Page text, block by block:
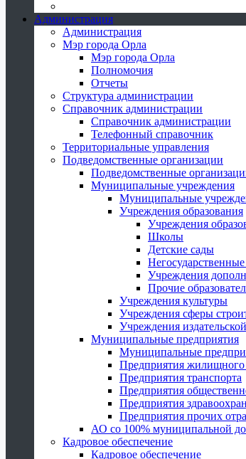
Администрация
Администрация
Мэр города Орла
Мэр города Орла
Полномочия
Отчеты
Структура администрации
Справочник администрации
Справочник администрации
Телефонный справочник
Территориальные управления
Подведомственные организации
Подведомственные
Муниципальные учреждения
Муниципальные
Учреждения образования
Учреждения
Школы
Детские сады
Учреждения
Прочие
Учреждения культуры
Учреждения сферы
Учреждения
Муниципальные предприятия
Муниципальные
Предприятия жилищного
Предприятия транспорта
Предприятия
Предприятия
Предприятия прочих
АО со 100% муниципальной
Кадровое обеспечение
Кадровое обеспечение